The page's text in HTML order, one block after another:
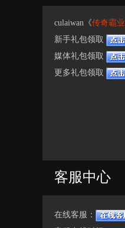
culaiwan《传奇霸业
新手礼包领取
媒体礼包领取
更多礼包领取
客服中心
在线客服：